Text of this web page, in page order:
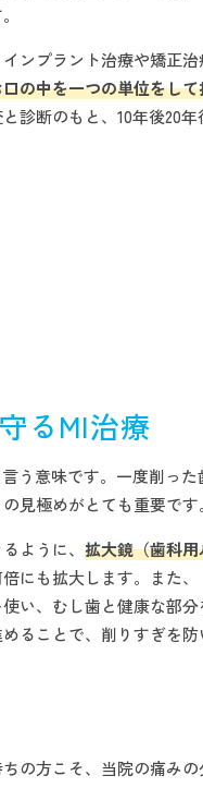
ンプラント治療や矯正
の中を一つの単位をし
診断のもと、10年後20
るMI治療
う意味です。一度削っ
見極めがとても重要です。
ように、拡大鏡（歯科
にも拡大します。また
い、むし歯と健康な部
ることで、削りすぎを防
の方こそ、当院の痛み